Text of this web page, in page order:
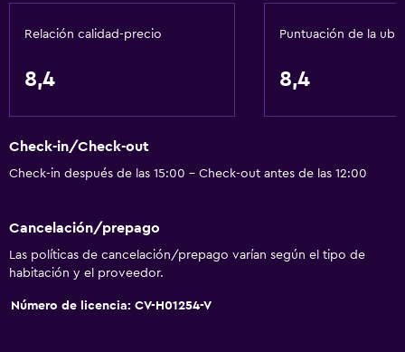
Tina de baño adaptada
Inodoro con barras de apoyo
Servicios básicos
Wifi disponible en todas las instalaciones
Internet
Artículos de aseo gratis
Alarma de humo
Relación calidad-precio
8,4
Puntuación de la
8,4
Check-in/Check-out
Check-in después de las 15:00 - Check-out antes de las 12:00
Cancelación/prepago
Las políticas de cancelación/prepago varían según el tipo de
habitación y el proveedor.
Número de licencia: CV-H01254-V